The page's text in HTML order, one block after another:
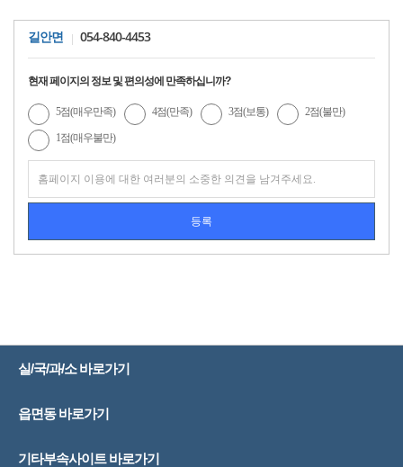
길안면 054-840-4453
현재 페이지의 정보 및 편의성에 만족하십니까?
5점(매우만족) 4점(만족) 3점(보통) 2점(불만)
1점(매우불만)
실/국/과/소 바로가기
읍면동 바로가기
기타부속사이트 바로가기